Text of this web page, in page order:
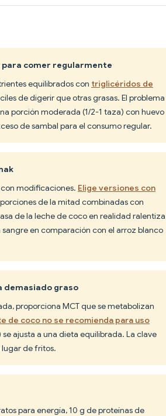
para comer regularmente
equilibrados con triglicéridos de
de digerir que otras grasas. El problema
porción moderada (1/2-1 taza) con huevo
de sambal para el consumo regular.
modificaciones. Elige versiones con
de la mitad combinadas con
de la leche de coco en realidad ralentiza
en comparación con el arroz blanco
demasiado graso
proporciona MCT que se metabolizan
de coco no se recomienda para uso
ajusta a una dieta equilibrada. La clave
de fritos.
para energía, 10 g de proteínas de